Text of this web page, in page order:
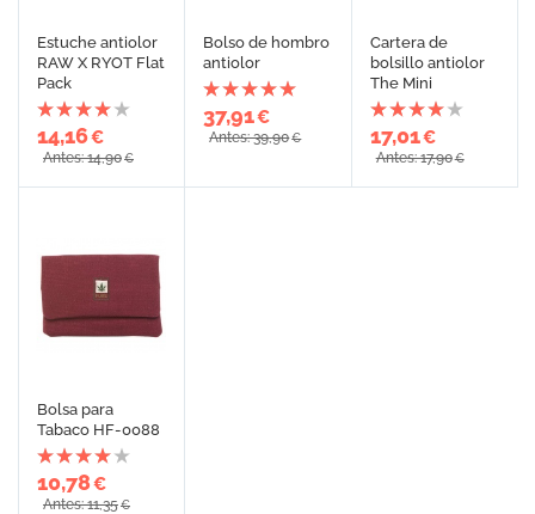
Estuche antiolor
RAW X RYOT Flat
Pack
14,16€
Antes: 14,90€
Bolso de hombro
antiolor
37,91€
Antes: 39,90€
Cartera de
bolsillo antiolor
The Mini
17,01€
Antes: 17,90€
Bolsa para
Tabaco HF-0088
10,78€
Antes: 11,35€